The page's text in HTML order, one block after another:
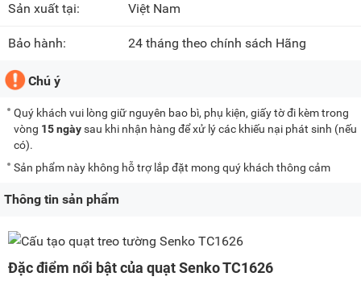
Sản xuất tại: Việt Nam
Bảo hành: 24 tháng theo chính sách Hãng
Chú ý
Quý khách vui lòng giữ nguyên bao bì, phụ kiện, giấy tờ đi kèm trong
vòng 15 ngàysau khi nhận hàng để xử lý các khiếu nại phát sinh (nếu
có).
Sản phẩm này không hỗ trợ lắp đặt mong quý khách thông cảm
Thông tin sản phẩm
Đặc điểm nổi bật của quạt Senko TC1626